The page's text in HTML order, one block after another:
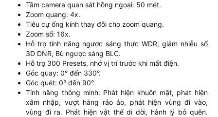
Tầm camera quan sát hồng ngoại: 50 mét.
Zoom quang: 4x.
Tiêu cự ống kính thay đỗi cho zoom quang.
Zoom số: 16x.
Hỗ trợ tính năng ngược sáng thực WDR, giảm nhiễu số
3D DNR, Bù ngược sáng BLC.
Hỗ trợ 300 Presets, nhớ vị trí trước khi mất điện.
Góc quay: 0° đến 330°.
Góc quét: 0° đến 90°.
Tính năng thông minh: Phát hiện khuôn mặt, phát hiện
xâm nhập, vượt hàng rảo ảo, phát hiện vùng đi vào,
vùng đi ra. Phát hiện vật thể di dời, hành lý bỏ quên.